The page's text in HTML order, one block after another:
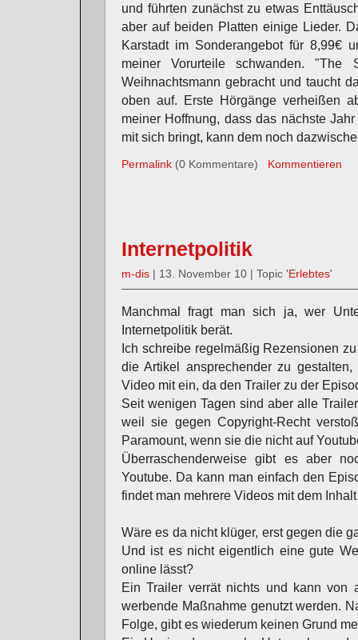
und führten zunächst zu etwas
aber auf beiden Platten einige Lieder.
Karstadt im Sonderangebot für 8,99€
meiner Vorurteile schwanden. "The
Weihnachtsmann gebracht und taucht
oben auf. Erste Hörgänge verheißen
meiner Hoffnung, dass das nächste
mit sich bringt, kann dem noch
Permalink (0 Kommentare) Kommentieren
Internetpolitik
m-dis | 13. November 10 | Topic ' Erlebtes'
Manchmal fragt man sich ja, wer
Internetpolitik berät.
Ich schreibe regelmäßig Rezensionen
die Artikel ansprechender zu
Video mit ein, da den Trailer zu der
Seit wenigen Tagen sind aber alle
weil sie gegen Copyright-Recht
Paramount, wenn sie die nicht auf
Überraschenderweise gibt es aber
Youtube. Da kann man einfach den
findet man mehrere Videos mit dem
Wäre es da nicht klüger, erst gegen die
Und ist es nicht eigentlich eine gute
online lässt?
Ein Trailer verrät nichts und kann von
werbende Maßnahme genutzt werden.
Folge, gibt es wiederum keinen Grund